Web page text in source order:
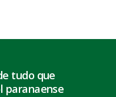
tudo que
paranaense